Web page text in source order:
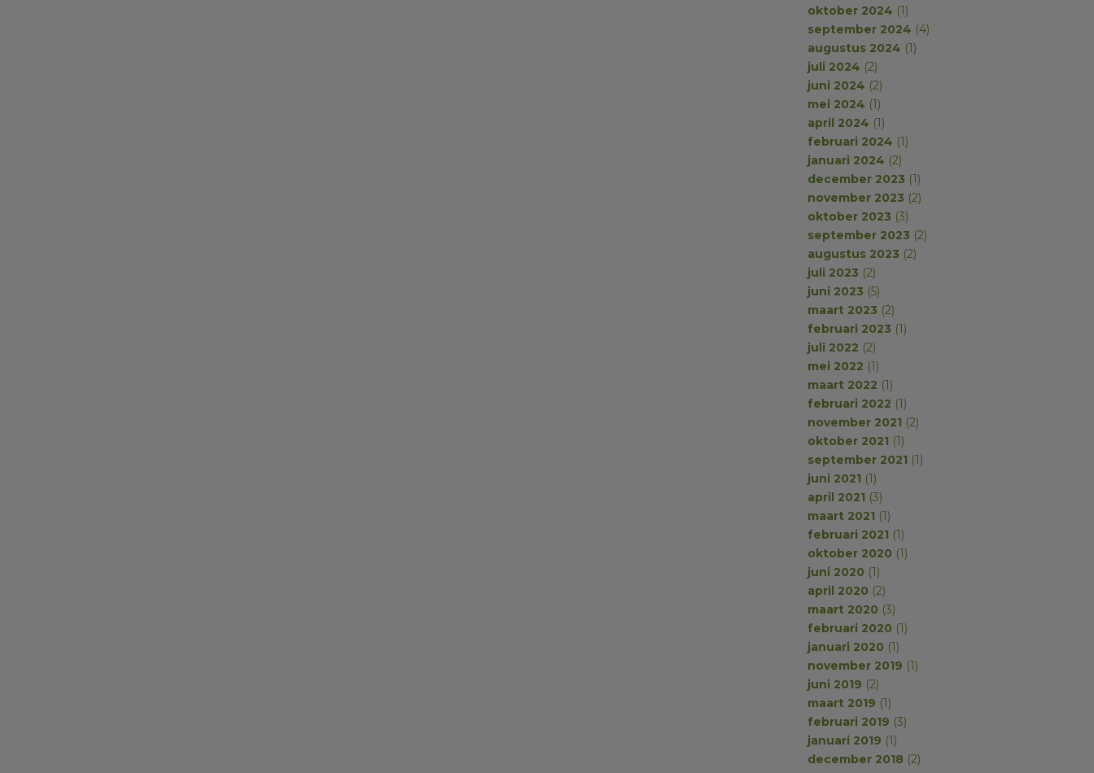
oktober 2024 (1)
september 2024 (4)
augustus 2024 (1)
juli 2024 (2)
juni 2024 (2)
mei 2024 (1)
april 2024 (1)
februari 2024 (1)
januari 2024 (2)
december 2023 (1)
november 2023 (2)
oktober 2023 (3)
september 2023 (2)
augustus 2023 (2)
juli 2023 (2)
juni 2023 (5)
maart 2023 (2)
februari 2023 (1)
juli 2022 (2)
mei 2022 (1)
maart 2022 (1)
februari 2022 (1)
november 2021 (2)
oktober 2021 (1)
september 2021 (1)
juni 2021 (1)
april 2021 (3)
maart 2021 (1)
februari 2021 (1)
oktober 2020 (1)
juni 2020 (1)
april 2020 (2)
maart 2020 (3)
februari 2020 (1)
januari 2020 (1)
november 2019 (1)
juni 2019 (2)
maart 2019 (1)
februari 2019 (3)
januari 2019 (1)
december 2018 (2)